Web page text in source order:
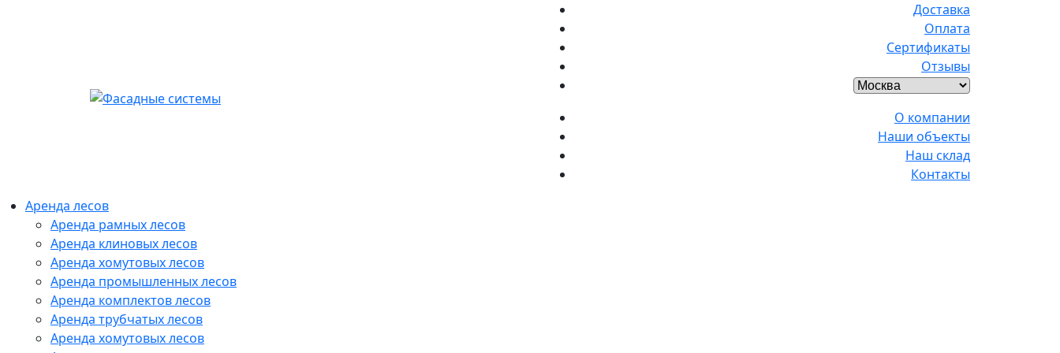
Доставка
Оплата
Сертификаты
Отзывы
О компании
Наши объекты
Наш склад
Контакты
Аренда лесов
Аренда рамных лесов
Аренда клиновых лесов
Аренда хомутовых лесов
Аренда промышленных лесов
Аренда комплектов лесов
Аренда трубчатых лесов
Аренда хомутовых лесов